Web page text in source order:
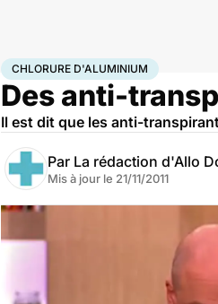
AccueilSantéMaladiesCancer Chlorure
CHLORURE D'ALUMINIUM
Des anti-
Il est dit que les anti-
Par La rédaction d'Allo
Mis à jour le 21/11/2011